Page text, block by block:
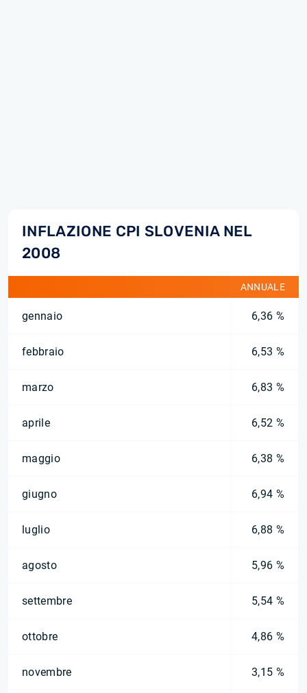
INFLAZIONE CPI SLOVENIA NEL
2008
ANNUALE
gennaio 6,36 %
febbraio 6,53 %
marzo 6,83 %
aprile 6,52 %
maggio 6,38 %
giugno 6,94 %
luglio 6,88 %
agosto 5,96 %
settembre 5,54 %
ottobre 4,86 %
novembre 3,15 %